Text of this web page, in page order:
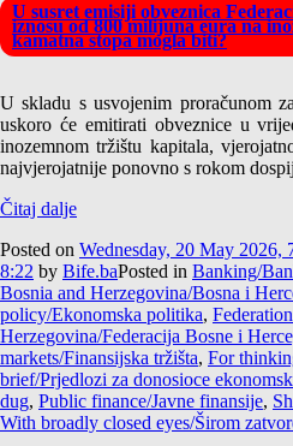
U susret emisiji obveznica
iznosu od 800 milijuna eura na
kamatna stopa mogla biti?
U skladu s usvojenim proračunom
uskoro će emitirati obveznice u
inozemnom tržištu kapitala,
najvjerojatnije ponovno s rokom
Čitaj dalje
Posted on Wednesday, 20 May 2026,
8:22 by Bife.baPosted in Banking/
Bosnia and Herzegovina/Bosna i
policy/Ekonomska politika,
Herzegovina/Federacija Bosne i
markets/Finansijska tržišta, For
brief/Prjedlozi za donosioce
dug, Public finance/Javne finansije,
With broadly closed eyes/Širom